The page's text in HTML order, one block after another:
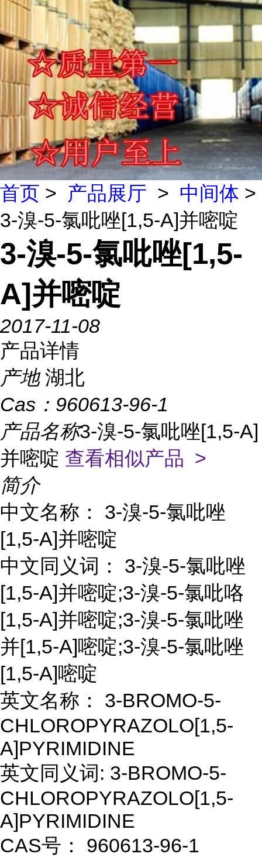
首页 > 产品展厅 > 中间体 >
3-溴-5-氯吡唑[1,5-A]并嘧啶
3-溴-5-氯吡唑[1,5-
A]并嘧啶
2017-11-08
产品详情
产地 湖北
Cas： 960613-96-1
产品名称3-溴-5-氯吡唑[1,5-A]
并嘧啶 查看相似产品 >
简介
中文名称： 3-溴-5-氯吡唑
[1,5-A]并嘧啶
中文同义词： 3-溴-5-氯吡唑
[1,5-A]并嘧啶;3-溴-5-氯吡咯
[1,5-A]并嘧啶;3-溴-5-氯吡唑
并[1,5-A]嘧啶;3-溴-5-氯吡唑
[1,5-A]嘧啶
英文名称： 3-BROMO-5-
CHLOROPYRAZOLO[1,5-
A]PYRIMIDINE
英文同义词: 3-BROMO-5-
CHLOROPYRAZOLO[1,5-
A]PYRIMIDINE
CAS号： 960613-96-1